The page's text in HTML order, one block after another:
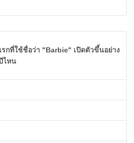
กที่ใช้ชื่อว่า "Barbie" เปิดตัวขึ้นอย่าง
ไหน